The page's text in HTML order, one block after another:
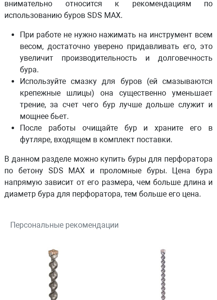
внимательно относится к рекомендациям по
использованию буров SDS MAX.
При работе не нужно нажимать на инструмент всем
весом, достаточно уверено придавливать его, это
увеличит производительность и долговечность
бура.
Используйте смазку для буров (ей смазываются
крепежные шлицы) она существенно уменьшает
трение, за счет чего бур лучше дольше служит и
мощнее бьет.
После работы очищайте бур и храните его в
футляре, входящем в комплект поставки.
В данном разделе можно купить буры для перфоратора
по бетону SDS MAX и проломные буры. Цена бура
напрямую зависит от его размера, чем больше длина и
диаметр бура для перфоратора, тем больше его цена.
Персональные рекомендации